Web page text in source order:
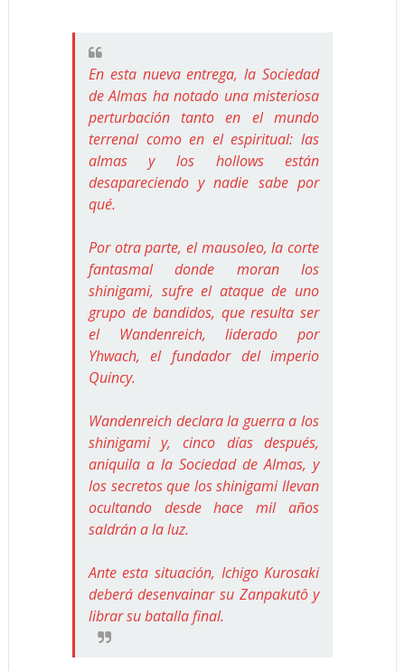
En esta nueva entrega, la Sociedad
de Almas ha notado una misteriosa
perturbación tanto en el mundo
terrenal como en el espiritual: las
almas y los hollows están
desapareciendo y nadie sabe por
qué.
Por otra parte, el mausoleo, la corte
fantasmal donde moran los
shinigami, sufre el ataque de uno
grupo de bandidos, que resulta ser
el Wandenreich, liderado por
Yhwach, el fundador del imperio
Quincy.
Wandenreich declara la guerra a los
shinigami y, cinco días después,
aniquila a la Sociedad de Almas, y
los secretos que los shinigami llevan
ocultando desde hace mil años
saldrán a la luz.
Ante esta situación, Ichigo Kurosaki
deberá desenvainar su Zanpakutô y
librar su batalla final.